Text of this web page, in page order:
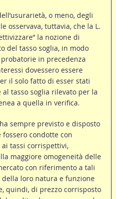
o meno, degli
osservava, tuttavia, che la L.
la nozione di
del tasso soglia, in modo
in precedenza
dovessero essere
il solo fatto di esser stati
tasso soglia rilevato per la
a quella in verifica.
sempre previsto e disposto
condotte con
tassi corrispettivi,
maggiore omogeneità delle
con riferimento a tali
loro natura e funzione
quindi, di prezzo corrisposto